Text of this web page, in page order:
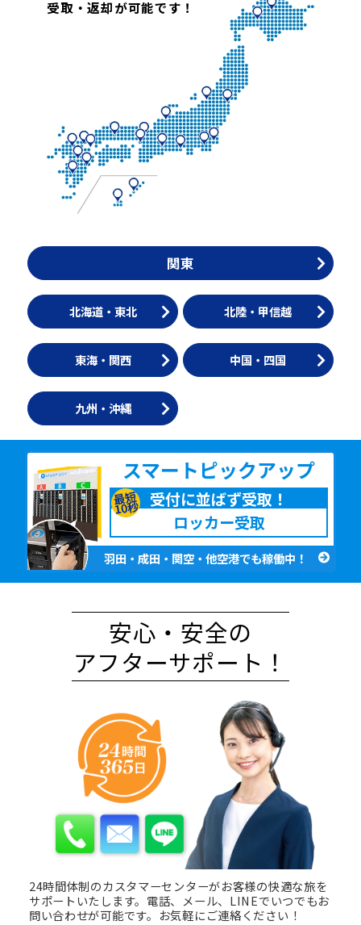
受取・返却が可能です！
関東
北海道・東北 北陸・甲信越
東海・関西 中国・四国
九州・沖縄
スマート ピックアップ
最短
10秒 受付に並ばず受取！
ロッカー受取
羽田・成田・関空・他空港でも稼働中！
安心・安全の
アフターサポート！
24時間体制のカスタマーセンターがお客様の快適な旅を
サポートいたします。 電話、メール、LINEでいつでもお
問い合わせが可能です。 お気軽にご連絡ください！